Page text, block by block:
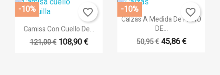
Vista rápida
Camisa Con Cuello De...
121,00 € 108,90 €
-10% favorite_border Vista rápida
+14
Calzas A Medida De PAÑO
DE...
50,95 €45,86 €
-10% favorite_border